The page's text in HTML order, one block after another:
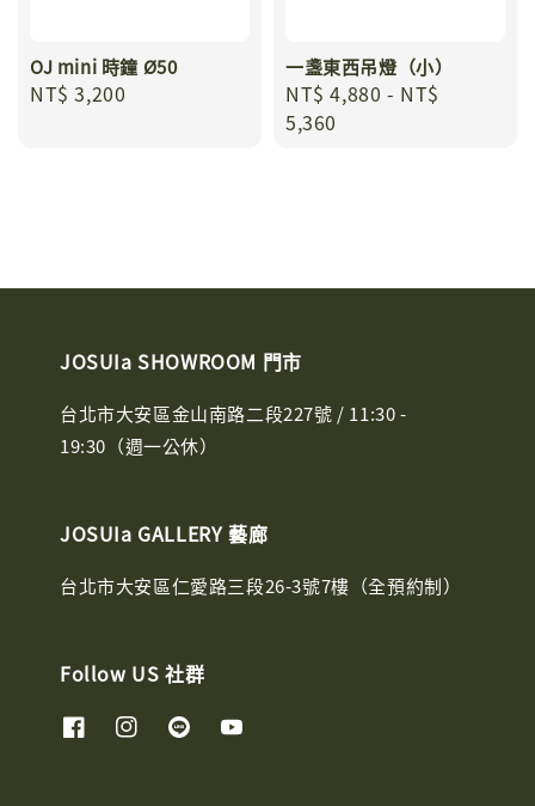
OJ mini 時鐘 Ø50
Regular
NT$ 3,200
一盞東西吊燈（小）
Regular
price
NT$ 4,880 - NT$
5,360
JOSUIa SHOWROOM 門市
台北市大安區金山南路二段227號 / 11:30 -
19:30（週一公休）
JOSUIa GALLERY 藝廊
台北市大安區仁愛路三段26-3號7樓（全預約制）
Follow US 社群